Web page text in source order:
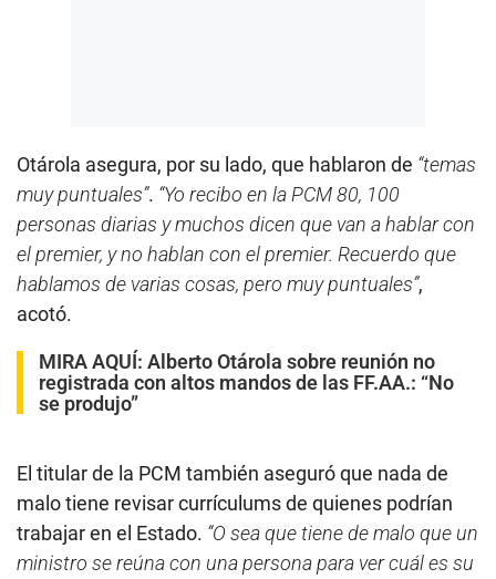
Otárola asegura, por su lado, que hablaron de “temas
muy puntuales”. “Yo recibo en la PCM 80, 100
personas diarias y muchos dicen que van a hablar con
el premier, y no hablan con el premier. Recuerdo que
hablamos de varias cosas, pero muy puntuales”,
acotó.
MIRA AQUÍ: Alberto Otárola sobre reunión no
registrada con altos mandos de las FF.AA.: “No
se produjo”
El titular de la PCM también aseguró que nada de
malo tiene revisar currículums de quienes podrían
trabajar en el Estado. “O sea que tiene de malo que un
ministro se reúna con una persona para ver cuál es su